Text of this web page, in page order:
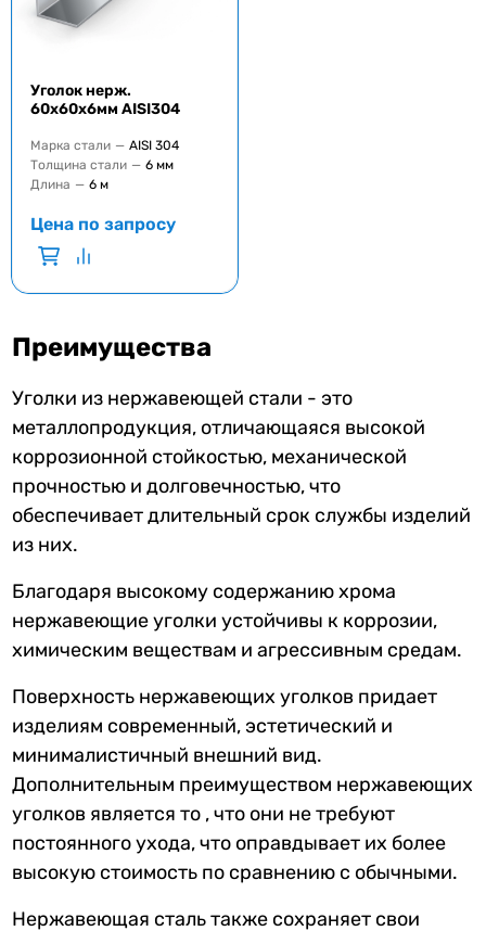
Уголок нерж.
60х60х6мм AISI304
Марка стали — AISI 304
Толщина стали — 6 мм
Длина — 6 м
Цена по запросу
Преимущества
Уголки из нержавеющей стали - это
металлопродукция, отличающаяся высокой
коррозионной стойкостью, механической
прочностью и долговечностью, что
обеспечивает длительный срок службы изделий
из них.
Благодаря высокому содержанию хрома
нержавеющие уголки устойчивы к коррозии,
химическим веществам и агрессивным средам.
Поверхность нержавеющих уголков придает
изделиям современный, эстетический и
минималистичный внешний вид.
Дополнительным преимуществом нержавеющих
уголков является то , что они не требуют
постоянного ухода, что оправдывает их более
высокую стоимость по сравнению с обычными.
Нержавеющая сталь также сохраняет свои